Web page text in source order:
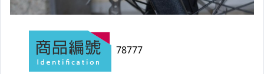
【二手/中古】手錶
【二手/中古】RIMOWA行李箱
【二手/中古】腳踏車